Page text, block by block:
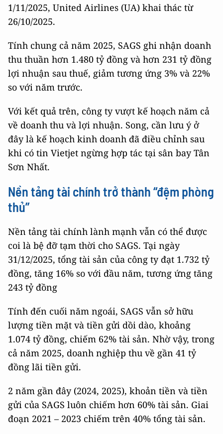
1/11/2025, United Airlines (UA) khai thác từ
26/10/2025.
Tính chung cả năm 2025, SAGS ghi nhận doanh
thu thuần hơn 1.480 tỷ đồng và hơn 231 tỷ đồng
lợi nhuận sau thuế, giảm tương ứng 3% và 22%
so với năm trước.
Với kết quả trên, công ty vượt kế hoạch năm cả
về doanh thu và lợi nhuận. Song, cần lưu ý ở
đây là kế hoạch kinh doanh đã điều chỉnh sau
khi có tin Vietjet ngừng hợp tác tại sân bay Tân
Sơn Nhất.
Nền tảng tài chính trở thành “đệm phòng
thủ”
Nền tảng tài chính lành mạnh vẫn có thể được
coi là bệ đỡ tạm thời cho SAGS. Tại ngày
31/12/2025, tổng tài sản của công ty đạt 1.732 tỷ
đồng, tăng 16% so với đầu năm, tương ứng tăng
243 tỷ đồng
Tính đến cuối năm ngoái, SAGS vẫn sở hữu
lượng tiền mặt và tiền gửi dồi dào, khoảng
1.074 tỷ đồng, chiếm 62% tài sản. Nhờ vậy, trong
cả năm 2025, doanh nghiệp thu về gần 41 tỷ
đồng lãi tiền gửi.
2 năm gần đây (2024, 2025), khoản tiền và tiền
gửi của SAGS luôn chiếm hơn 60% tài sản. Giai
đoạn 2021 – 2023 chiếm trên 40% tổng tài sản.